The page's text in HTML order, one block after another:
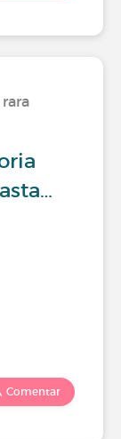
Comentar